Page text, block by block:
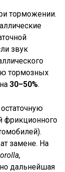
торможении.
звук
тормозных
30–50%.
фрикционного
замене. На
,
дальнейшая